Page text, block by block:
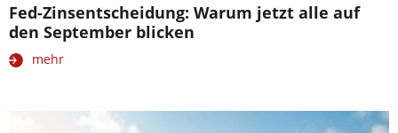
Fed-Zinsentscheidung: Warum jetzt alle auf
den September blicken
mehr